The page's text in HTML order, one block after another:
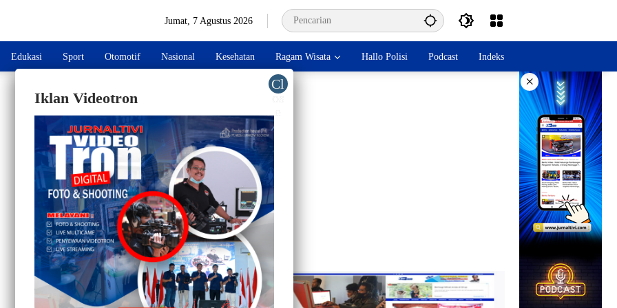
Jumat, 7 Agustus 2026
Edukasi Sport Otomotif Nasional Kesehatan Ragam Wisata Hallo Polisi Podcast Indeks
×
Iklan Videotron